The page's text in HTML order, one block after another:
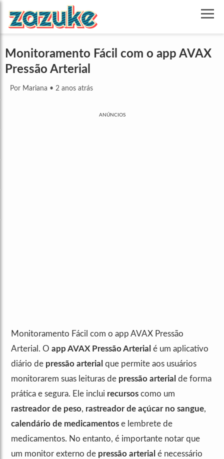
Monitoramento Fácil com o app AVAX
Pressão Arterial
Por Mariana • 2 anos atrás
ANÚNCIOS
Monitoramento Fácil com o app AVAX Pressão
Arterial. O app AVAX Pressão Arterial é um aplicativo
diário de pressão arterial que permite aos usuários
monitorarem suas leituras de pressão arterial de forma
prática e segura. Ele inclui recursos como um
rastreador de peso, rastreador de açúcar no sangue,
calendário de medicamentos e lembrete de
medicamentos. No entanto, é importante notar que
um monitor externo de pressão arterial é necessário